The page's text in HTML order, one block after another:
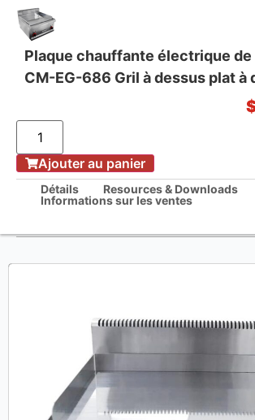
One Stop Kitchen
La maison
/
Plaque chauffante électrique de comptoir
Plaque chauffante électrique
CM-EG-686 Gril à dessus plat à
Ajouter au panier
Détails Resources & Downloads
Informations sur les ventes